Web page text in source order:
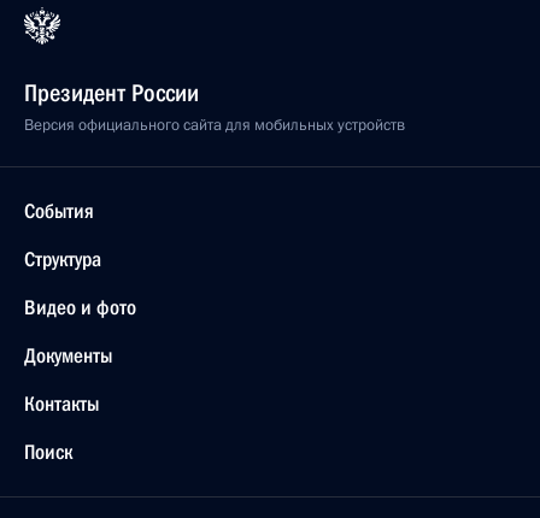
Президент России
Версия официального сайта для мобильных устройств
События
Структура
Видео и фото
Документы
Контакты
Поиск